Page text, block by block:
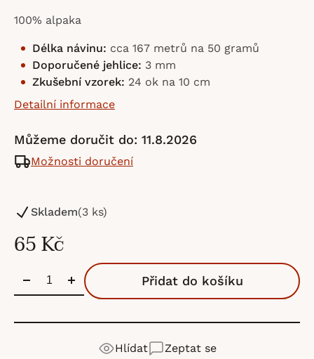
65 Kč
Skladem(3 ks)
Můžeme doručit do: 11.8.2026
Možnosti doručení
Přidat do košíku
100% alpaka
Délka návinu: cca 167 metrů na 50 gramů
Doporučené jehlice: 3 mm
Zkušební vzorek: 24 ok na 10 cm
Detailní informace
Zeptat se
Hlídat